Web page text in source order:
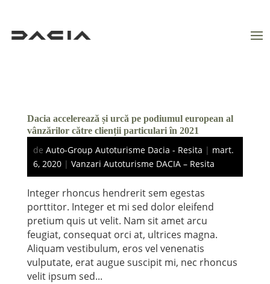
Dacia accelerează și urcă pe podiumul european al
vânzărilor către clienții particulari în 2021
de Auto-Group Autoturisme Dacia - Resita | mart.
6, 2020| Vanzari Autoturisme DACIA – Resita
Integer rhoncus hendrerit sem egestas
porttitor. Integer et mi sed dolor eleifend
pretium quis ut velit. Nam sit amet arcu
feugiat, consequat orci at, ultrices magna.
Aliquam vestibulum, eros vel venenatis
vulputate, erat augue suscipit mi, nec rhoncus
velit ipsum sed...